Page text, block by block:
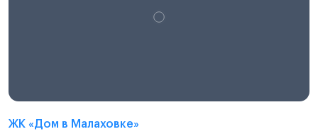
ЖК «Дом в Малаховке»